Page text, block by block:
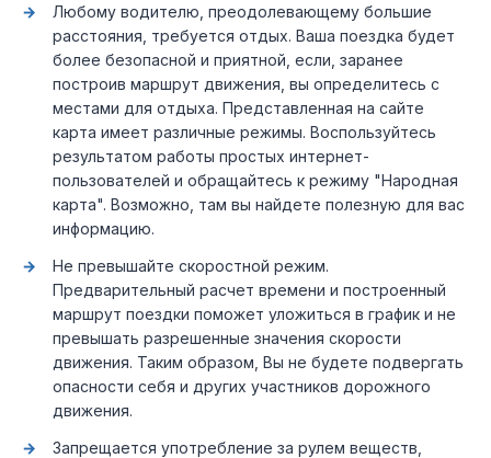
Любому водителю, преодолевающему большие
расстояния, требуется отдых. Ваша поездка будет
более безопасной и приятной, если, заранее
построив маршрут движения, вы определитесь с
местами для отдыха. Представленная на сайте
карта имеет различные режимы. Воспользуйтесь
результатом работы простых интернет-
пользователей и обращайтесь к режиму "Народная
карта". Возможно, там вы найдете полезную для вас
информацию.
Не превышайте скоростной режим.
Предварительный расчет времени и построенный
маршрут поездки поможет уложиться в график и не
превышать разрешенные значения скорости
движения. Таким образом, Вы не будете подвергать
опасности себя и других участников дорожного
движения.
Запрещается употребление за рулем веществ,